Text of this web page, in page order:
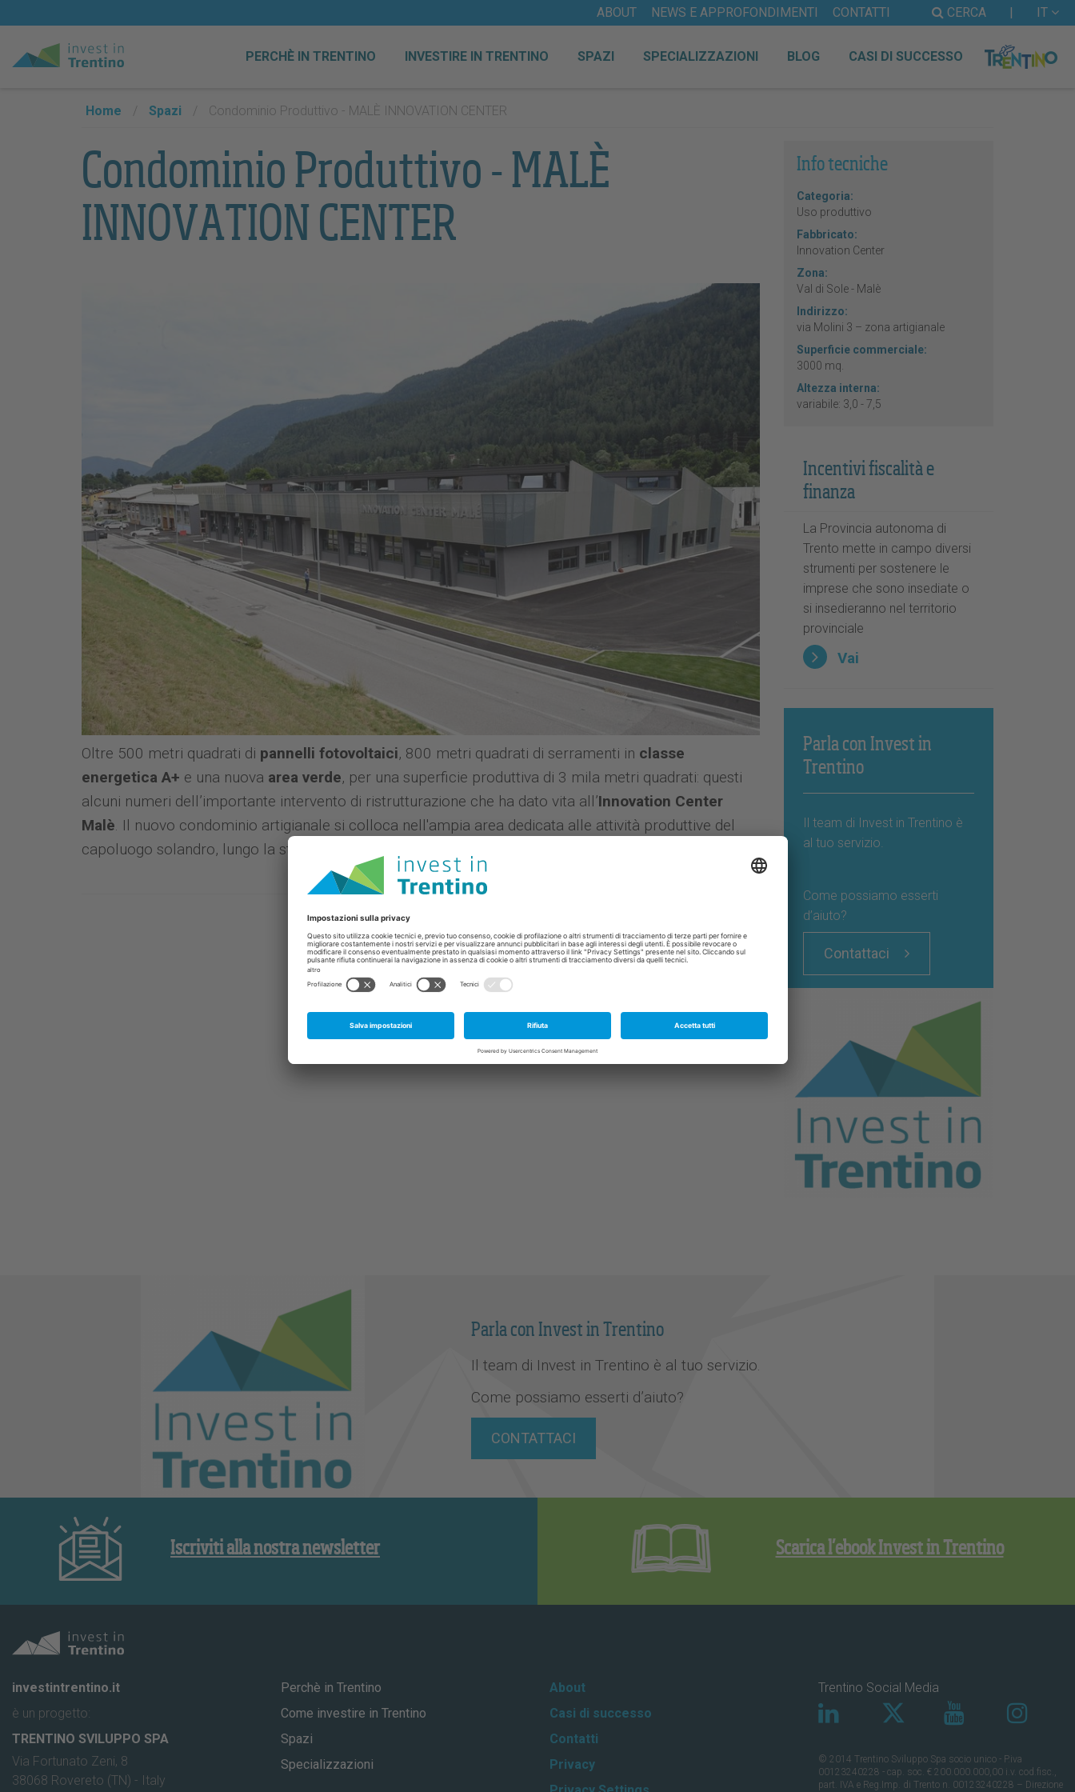
CERCA | IT
ABOUT NEWS E APPROFONDIMENTI CONTATTI
PERCHÈ IN TRENTINO INVESTIRE IN TRENTINO SPAZI SPECIALIZZAZIONI BLOG CASI DI SUCCESSO
Home / Spazi / Condominio Produttivo - MALÈ INNOVATION CENTER
Condominio Produttivo - MALÈ
INNOVATION CENTER
Oltre 500 metri quadrati di pannelli fotovoltaici, 800 metri quadrati di serramenti in classe
energetica A+ e una nuova area verde, per una superficie produttiva di 3 mila metri quadrati: questi
alcuni numeri dell’importante intervento di ristrutturazione che ha dato vita all’Innovation Center
Malè. Il nuovo condominio artigianale si colloca nell'ampia area dedicata alle attività produttive del
capoluogo solandro, lungo la strada provinciale che attraversa interamente la Val di Sole.
Info tecniche
Categoria:
Uso produttivo
Fabbricato:
Innovation Center
Zona:
Val di Sole - Malè
Indirizzo:
via Molini 3 – zona artigianale
Superficie commerciale:
3000 mq.
Altezza interna:
variabile: 3,0 - 7,5
Incentivi fiscalità e
finanza
La Provincia autonoma di
Trento mette in campo diversi
strumenti per sostenere le
imprese che sono insediate o
si insedieranno nel territorio
provinciale
Vai
Parla con Invest in
Trentino
Il team di Invest in Trentino è
al tuo servizio.
Come possiamo esserti
d’aiuto?
Contattaci
Parla con Invest in Trentino
Il team di Invest in Trentino è al tuo servizio.
Come possiamo esserti d’aiuto?
CONTATTACI
Iscriviti alla nostra newsletter Scarica l’ebook Invest in Trentino
investintrentino.it
è un progetto:
TRENTINO SVILUPPO SPA
Via Fortunato Zeni, 8
38068 Rovereto (TN) - Italy
Perchè in Trentino
Come investire in Trentino
Spazi
Specializzazioni
About
Casi di successo
Contatti
Privacy
Trentino Social Media
© 2014 Trentino Sviluppo Spa socio unico - P.iva
00123240228 - cap. soc. € 200.000.000,00 i.v. cod.fisc.,
part. IVA e Reg.Imp. di Trento n. 00123240228 – Direzione